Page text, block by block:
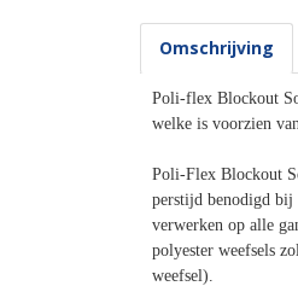
Omschrijving
Poli-flex Blockout
welke is voorzien
Poli-Flex Blockout
perstijd benodigd bij
verwerken op alle
polyester weefsels
weefsel).